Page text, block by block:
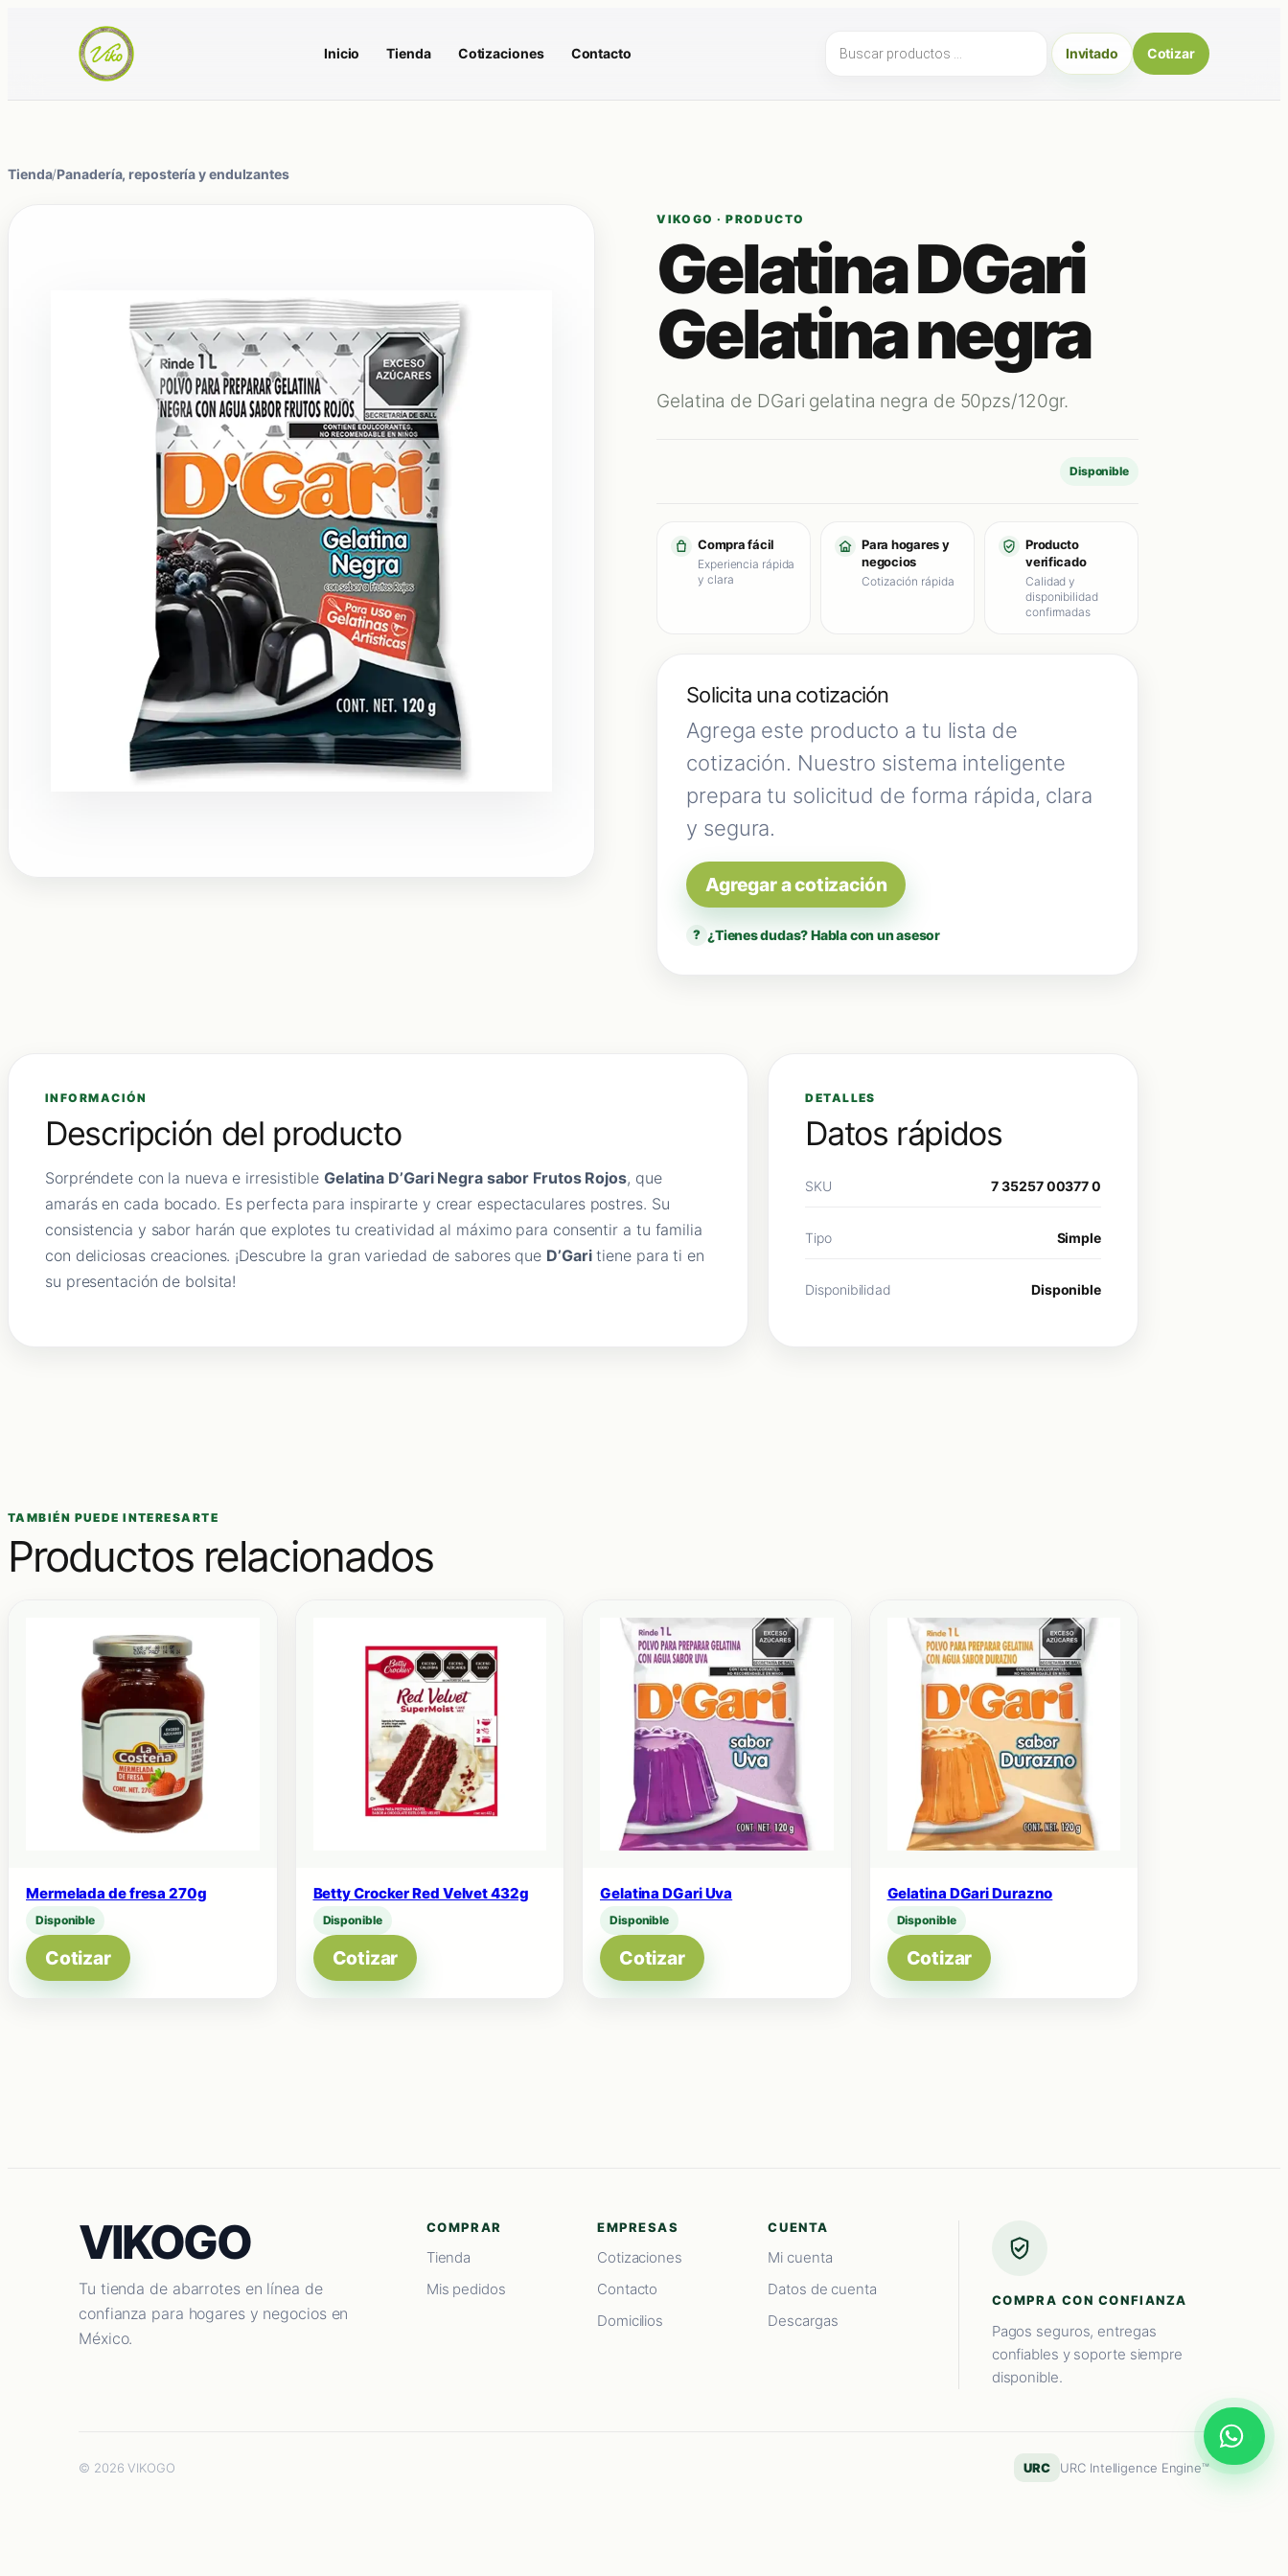
Inicio Tienda Cotizaciones Contacto Invitado Cotizar
Tienda/Panadería, repostería y endulzantes
VIKOGO · PRODUCTO
Gelatina DGari
Gelatina negra
Gelatina de DGari gelatina negra de 50pzs/120gr.
Disponible
Compra fácil
Experiencia rápida
y clara
Para hogares y
negocios
Cotización rápida
Producto
verificado
Calidad y
disponibilidad
confirmadas
Solicita una cotización
Agrega este producto a tu lista de
cotización. Nuestro sistema inteligente
prepara tu solicitud de forma rápida, clara
y segura.
Agregar a cotización
? ¿Tienes dudas? Habla con un asesor
INFORMACIÓN
Descripción del producto
Sorpréndete con la nueva e irresistible Gelatina D’Gari Negra sabor Frutos Rojos, que
amarás en cada bocado. Es perfecta para inspirarte y crear espectaculares postres. Su
consistencia y sabor harán que explotes tu creatividad al máximo para consentir a tu familia
con deliciosas creaciones. ¡Descubre la gran variedad de sabores que D’Garitiene para ti en
su presentación de bolsita!
DETALLES
Datos rápidos
SKU 7 35257 00377 0
Tipo Simple
Disponibilidad Disponible
TAMBIÉN PUEDE INTERESARTE
Productos relacionados
Mermelada de fresa 270g
Disponible
Cotizar
Betty Crocker Red Velvet 432g
Disponible
Cotizar
Gelatina DGari Uva
Disponible
Cotizar
Gelatina DGari Durazno
Disponible
Cotizar
VIKOGO
Tu tienda de abarrotes en línea de
confianza para hogares y negocios en
México.
COMPRAR
Tienda
Mis pedidos
EMPRESAS
Cotizaciones
Contacto
Domicilios
CUENTA
Mi cuenta
Datos de cuenta
Descargas
COMPRA CON CONFIANZA
Pagos seguros, entregas
confiables y soporte siempre
disponible.
© 2026 VIKOGO URC URC Intelligence Engine™